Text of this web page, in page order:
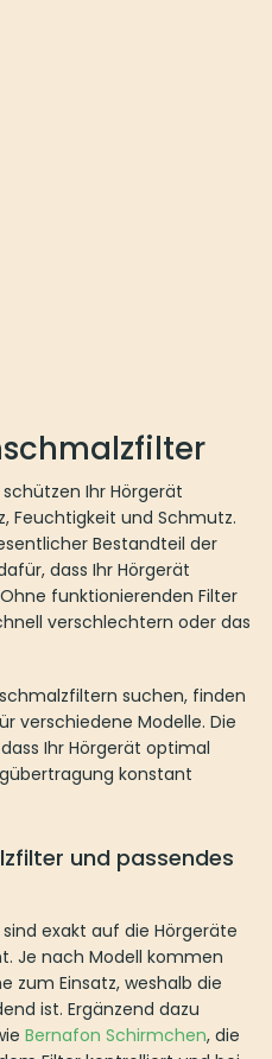
Ihr Hörgerät
Feuchtigkeit und Schmutz.
Bestandteil der
dass Ihr Hörgerät
funktionierenden Filter
verschlechtern oder das
suchen, finden
verschiedene Modelle. Die
Ihr Hörgerät optimal
konstant
und passendes
exakt auf die Hörgeräte
Je nach Modell kommen
zum Einsatz, weshalb die
ist. Ergänzend dazu
Bernafon Schirmchen, die